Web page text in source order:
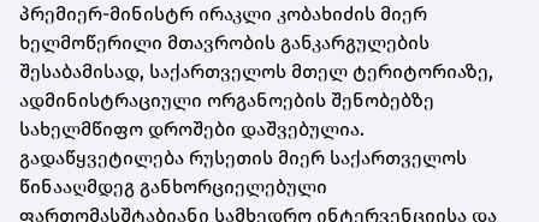
პრემიერ-მინისტრ ირაკლი კობახიძის მიერ
ხელმოწერილი მთავრობის განკარგულების
შესაბამისად, საქართველოს მთელ ტერიტორიაზე,
ადმინისტრაციული ორგანოების შენობებზე
სახელმწიფო დროშები დაშვებულია.
გადაწყვეტილება რუსეთის მიერ საქართველოს
წინააღმდეგ განხორციელებული
ფართომასშტაბიანი სამხედრო ინტერვენციისა და